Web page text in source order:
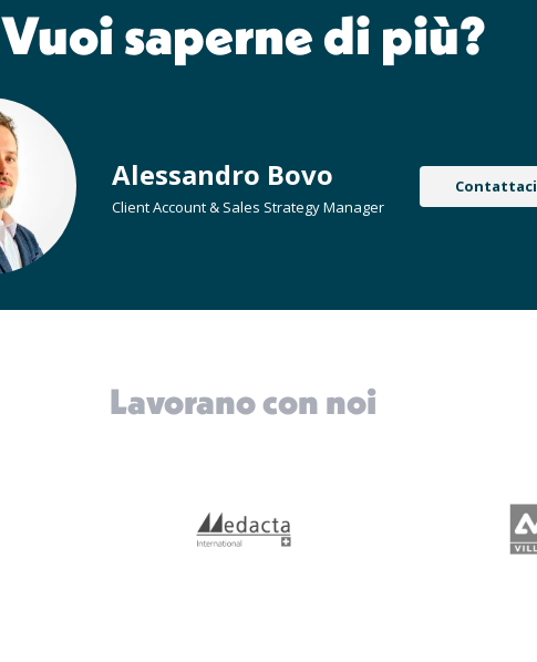
Vuoi saperne di più?
Alessandro Bovo
Client Account & Sales Strategy Manager
Contattaci
Lavorano con noi